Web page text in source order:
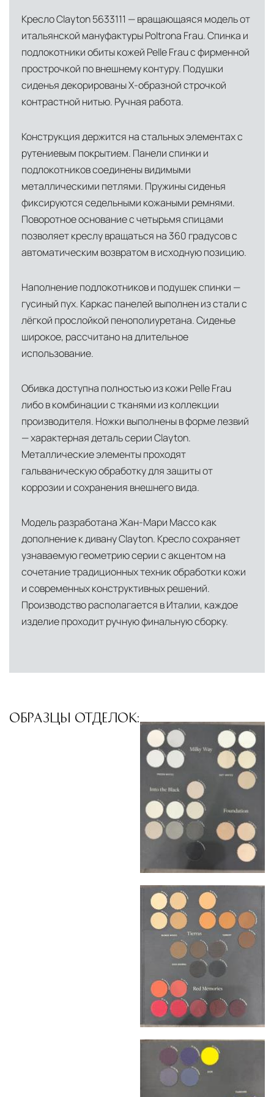
товары в надлежащих климатических
условиях. Наличие собственной
инфраструктуры позволяет сократить сроки
доставки и обеспечить полный контроль над
сохранностью продукции.
Помимо Москвы, мы располагаем
логистическими узлами в ключевых
международных хабах:
Дубай, ОАЭ— региональный центр для
Ближнего Востока и Азии
Кипр— распределительная база для
Лондон, Великобритания—
логистический хаб для европейского рынка
США— центр доставки для
североамериканского сегмента
сеть партнёрских складов
Условия доставки по Москве и Московской
области
Для клиентов Москвы и МО предусмотрены
следующие услуги:
Доставка до адреса— транспортировка
месту назначения с соблюдением сроков
Профессиональная выгрузка
квалифицированные грузчики
осуществляют разгрузку с применением
специального оборудования и техники
Подъём на этажи— доставка мебели и
средств
распаковывают товар и устанавливают его в
указанное место
Вывоз упаковочного материала— полная
очистка помещения от тары и упаковки
Гарантийная проверка— осмотр товара на
предмет повреждений и дефектов при
Стандартная доставка по
Москве осуществляется в течение 3-5 рабочих
дней. Для Московской области сроки зависят
от удалённости объекта и варьируются от 5 до
10 рабочих дней. Возможна срочная доставка
при наличии свободных логистических
Управление логистикой и контроль
Каждый заказ отслеживается в режиме
реального времени через систему GPS-
мониторинга. Наша команда логистических
специалистов с опытом работы в
международной доставке обеспечивает
Кресло Clayton 5633111 — вращающаяся модель от
итальянской мануфактуры Poltrona Frau. Спинка и
подлокотники обиты кожей Pelle Frau с фирменной
прострочкой по внешнему контуру. Подушки
сиденья декорированы Х-образной строчкой
контрастной нитью. Ручная работа.
Конструкция держится на стальных элементах с
рутениевым покрытием. Панели спинки и
подлокотников соединены видимыми
металлическими петлями. Пружины сиденья
фиксируются седельными кожаными ремнями.
Поворотное основание с четырьмя спицами
позволяет креслу вращаться на 360 градусов с
автоматическим возвратом в исходную позицию.
Наполнение подлокотников и подушек спинки —
гусиный пух. Каркас панелей выполнен из стали с
лёгкой прослойкой пенополиуретана. Сиденье
широкое, рассчитано на длительное
использование.
Обивка доступна полностью из кожи Pelle Frau
либо в комбинации с тканями из коллекции
производителя. Ножки выполнены в форме лезвий
— характерная деталь серии Clayton.
Металлические элементы проходят
гальваническую обработку для защиты от
коррозии и сохранения внешнего вида.
Модель разработана Жан-Мари Массо как
дополнение к дивану Clayton. Кресло сохраняет
узнаваемую геометрию серии с акцентом на
сочетание традиционных техник обработки кожи
и современных конструктивных решений.
Производство располагается в Италии, каждое
изделие проходит ручную финальную сборку.
ОБРАЗЦЫ ОТДЕЛОК: